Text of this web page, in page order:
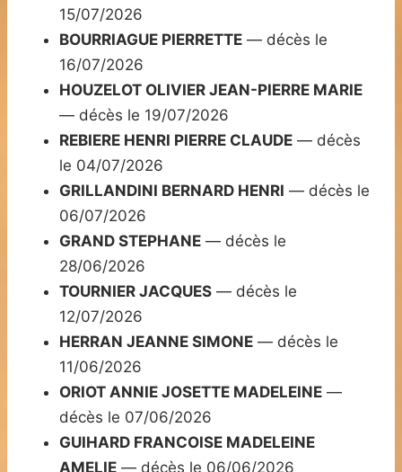
15/07/2026
BOURRIAGUE PIERRETTE — décès le
16/07/2026
HOUZELOT OLIVIER JEAN-PIERRE MARIE
— décès le 19/07/2026
REBIERE HENRI PIERRE CLAUDE — décès
le 04/07/2026
GRILLANDINI BERNARD HENRI — décès le
06/07/2026
GRAND STEPHANE — décès le
28/06/2026
TOURNIER JACQUES — décès le
12/07/2026
HERRAN JEANNE SIMONE — décès le
11/06/2026
ORIOT ANNIE JOSETTE MADELEINE —
décès le 07/06/2026
GUIHARD FRANCOISE MADELEINE
AMELIE — décès le 06/06/2026